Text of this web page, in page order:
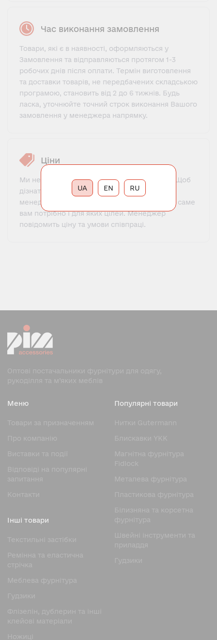
Час виконання замовлення
Товари, які є в наявності, оформляються у
Замовлення та відправляються протягом 1-3
робочих днів після оплати. Термін виготовлення
та доставки товарів, не передбачених складською
програмою, становить від 2 до 6 тижнів. Будь
ласка, уточнюйте точний строк виконання Вашого
замовлення у менеджера напрямку.
Ціни
Ми не пропонуємо фіксований прайс-лист. Щоб
дізнатися ціну, потрібно зв'язатися з нашим
менеджером, познайомитися, пояснити, що саме
вам потрібно і для яких цілей. Менеджер
повідомить ціну та умови співпраці.
Оптові постачальники фурнітури для одягу,
рукоділля та м’яких меблів
Меню
Товари за призначенням
Про компанію
Виставки та події
Відповіді на популярні
запитання
Контакти
Популярні товари
Нитки Gutermann
Блискавки YKK
Магнітна фурнітура
Fidlock
Металева фурнітура
Пластикова фурнітура
Білизняна та корсетна
фурнітура
Швейні інструменти та
приладдя
Гудзики
Інші товари
Текстильні застібки
Ремінна та еластична
стрічка
Меблева фурнітура
Гудзики
Флізелін, дублерин та інші
клейові матеріали
Ножицi
RU
UA EN